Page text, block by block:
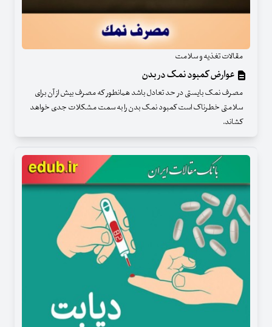
مقالات تغذیه و سلامت
عوارض کمبود نمک در بدن
مصرف نمک بایستی در حد تعادل باشد همانطور که مصرف بیش از آن برای
سلامتی خطرناک است کمبود نمک بدن را به سمت مشکلات جدی خواهد
کشاند.